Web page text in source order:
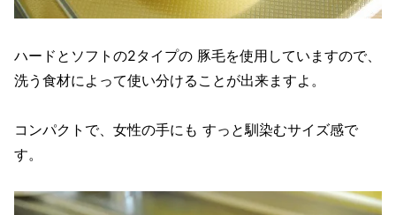
ハードとソフトの2タイプの 豚毛を使用していますので、
洗う食材によって使い分けることが出来ますよ。
コンパクトで、女性の手にも すっと馴染むサイズ感で
す。